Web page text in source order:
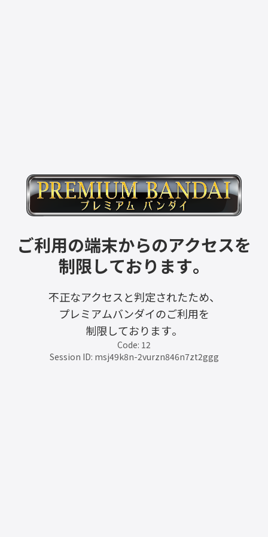
ご利用の端末からのアクセスを
制限しております。
不正なアクセスと判定されたため、
プレミアムバンダイのご利用を
制限しております。
Code: 12
Session ID: msj49k8n-2vurzn846n7zt2ggg